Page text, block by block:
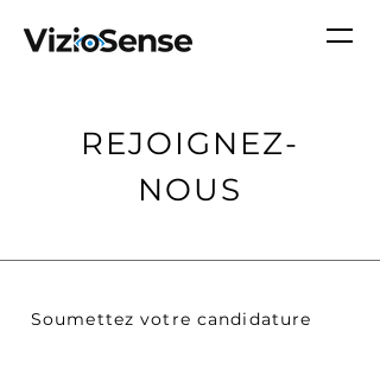
REJOIGNEZ-
NOUS
Soumettez votre candidature